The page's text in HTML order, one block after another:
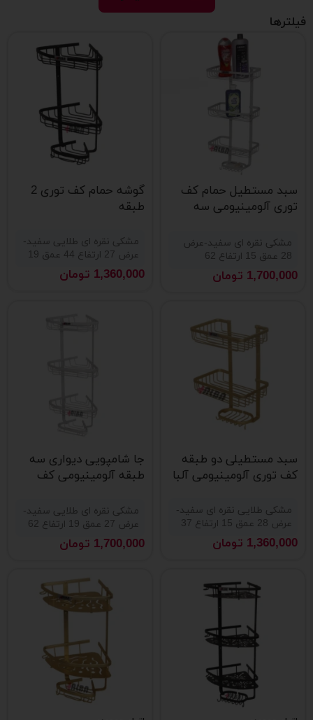
فیلترها
سبد مستطیل حمام کف
توری آلومینیومی سه
مشکی نقره ای سفید-عرض
28 عمق 15 ارتفاع 62
1,700,000 تومان
گوشه حمام کف توری 2
طبقه
مشکی نقره ای طلایی سفید-
عرض 27 ارتفاع 44 عمق 19
1,360,000 تومان
سبد مستطیلی دو طبقه
کف توری آلومینیومی آلبا
مشکی طلایی نقره ای سفید-
عرض 28 عمق 15 ارتفاع 37
1,360,000 تومان
جا شامپویی دیواری سه
طبقه آلومینیومی کف
مشکی نقره ای طلایی سفید-
عرض 27 عمق 19 ارتفاع 62
1,700,000 تومان